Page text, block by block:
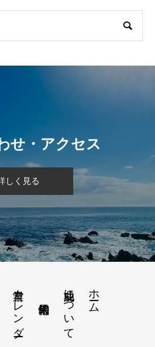
せ・アクセス
しく見る
ホーム
功成丸について
営業カレンダー